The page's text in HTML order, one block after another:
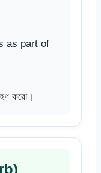
as part of
করো।